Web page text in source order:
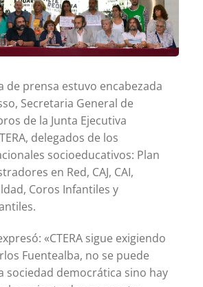
de prensa estuvo encabezada
Secretaria General de
de la Junta Ejecutiva
delegados de los
socioeducativos: Plan
en Red, CAJ, CAI,
Coros Infantiles y
«CTERA sigue exigiendo
Fuentealba, no se puede
sociedad democrática sino hay